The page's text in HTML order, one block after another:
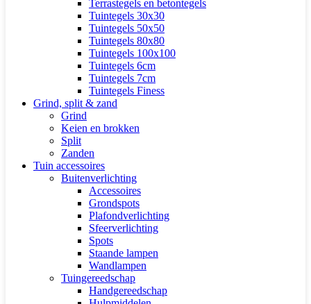
Terrastegels en betontegels
Tuintegels 30x30
Tuintegels 50x50
Tuintegels 80x80
Tuintegels 100x100
Tuintegels 6cm
Tuintegels 7cm
Tuintegels Finess
Grind, split & zand
Grind
Keien en brokken
Split
Zanden
Tuin accessoires
Buitenverlichting
Accessoires
Grondspots
Plafondverlichting
Sfeerverlichting
Spots
Staande lampen
Wandlampen
Tuingereedschap
Handgereedschap